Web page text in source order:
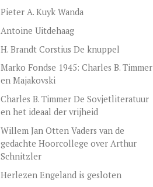
Pieter A. Kuyk Wanda
Antoine Uitdehaag
H. Brandt Corstius De knuppel
Marko Fondse 1945: Charles B. Timmer
en Majakovski
Charles B. Timmer De Sovjetliteratuur
en het ideaal der vrijheid
Willem Jan Otten Vaders van de
gedachte Hoorcollege over Arthur
Schnitzler
Herlezen Engeland is gesloten